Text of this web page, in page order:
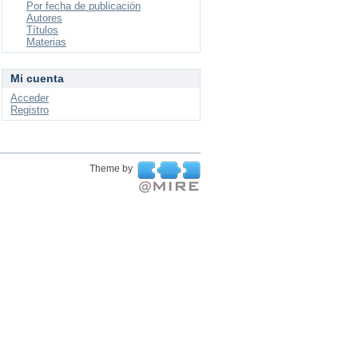
Por fecha de publicación
Autores
Títulos
Materias
Mi cuenta
Acceder
Registro
Theme by